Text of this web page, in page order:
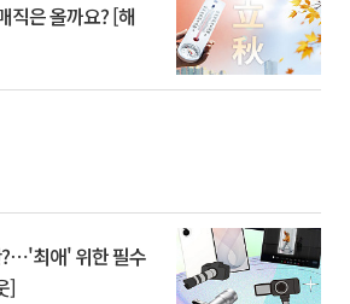
직은 올까요? [해
최애' 위한 필수
]